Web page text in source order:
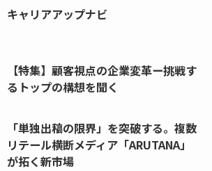
キャリアアップナビ
【特集】顧客視点の企業変革ー挑戦す
るトップの構想を聞く
「単独出稿の限界」を突破する。複数
リテール横断メディア「ARUTANA」
が拓く新市場